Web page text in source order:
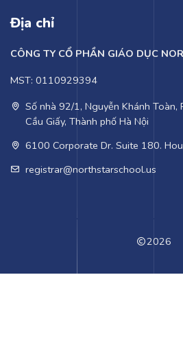
Địa chỉ
CÔNG TY CỔ PHẦN GIÁO DỤC
MST: 0110929394
Số nhà 92/1, Nguyễn Khánh Toàn,
Cầu Giấy, Thành phố Hà Nội
6100 Corporate Dr. Suite 180.
registrar@northstarschool.us
2026